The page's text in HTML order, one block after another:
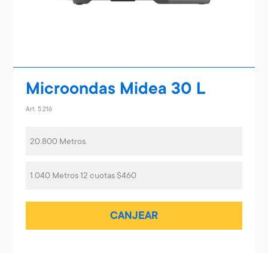
Microondas Midea 30 L
Art. 5.216
20.800 Metros.
1.040 Metros 12 cuotas $460
CANJEAR